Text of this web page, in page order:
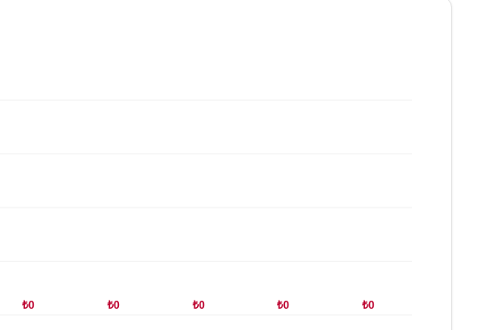
₺0 ₺0 ₺0 ₺0 ₺0